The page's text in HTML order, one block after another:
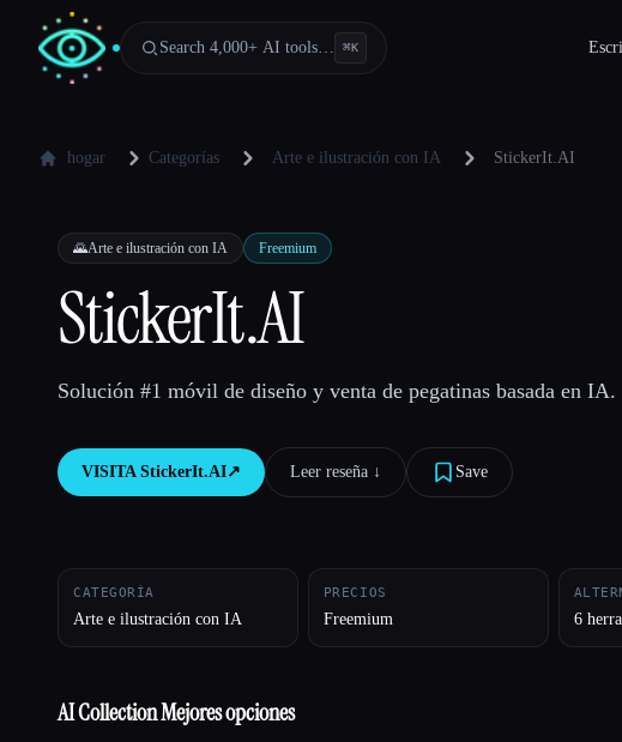
Search 4,000+ AI tools… ⌘K
hogar Categorías Arte e ilustración con IA StickerIt.AI
🌄Arte e ilustración con IA Freemium
StickerIt.AI
Solución #1 móvil de diseño y venta de pegatinas basada en IA.
VISITA StickerIt.AI↗︎ Leer reseña ↓︎ Save
CATEGORÍA
Arte e ilustración con IA
PRECIOS
Freemium 6
AI Collection Mejores opciones